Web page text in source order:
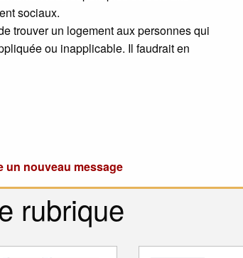
sociaux.
trouver un logement aux personnes qui
ou inapplicable. Il faudrait en
un nouveau message
rubrique